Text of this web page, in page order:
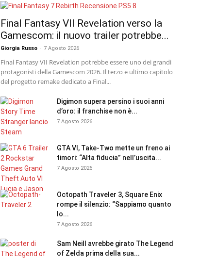
Final Fantasy VII Revelation verso la
Gamescom: il nuovo trailer potrebbe...
Giorgia Russo - 7 Agosto 2026
Final Fantasy VII Revelation potrebbe essere uno dei grandi
protagonisti della Gamescom 2026. Il terzo e ultimo capitolo
del progetto remake dedicato a Final...
Digimon supera persino i suoi anni
d’oro: il franchise non è...
7 Agosto 2026
GTA VI, Take-Two mette un freno ai
timori: “Alta fiducia” nell’uscita...
7 Agosto 2026
Octopath Traveler 3, Square Enix
rompe il silenzio: “Sappiamo quanto
lo...
7 Agosto 2026
Sam Neill avrebbe girato The Legend
of Zelda prima della sua...